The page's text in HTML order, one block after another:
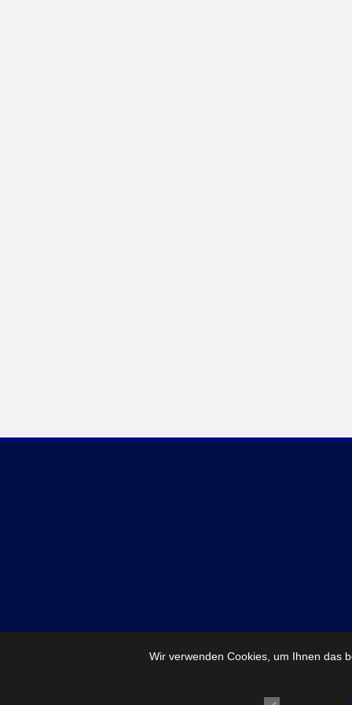
Wir verwenden Cookies, um Ihnen das